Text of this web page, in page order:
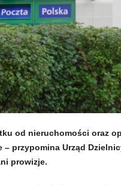
od nieruchomości oraz
– przypomina Urząd
prowizje.